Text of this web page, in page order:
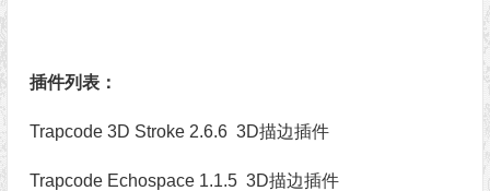
插件列表：
Trapcode 3D Stroke 2.6.6 3D描边插件
Trapcode Echospace 1.1.5 3D描边插件